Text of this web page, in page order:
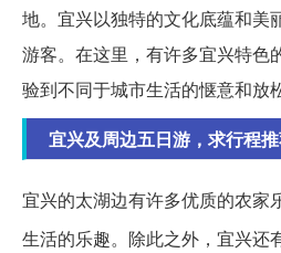
地。宜兴以独特的文化底蕴和美
游客。在这里，有许多宜兴特色
验到不同于城市生活的惬意和放松
宜兴及周边五日游，求行程
宜兴的太湖边有许多优质的农家
生活的乐趣。除此之外，宜兴还